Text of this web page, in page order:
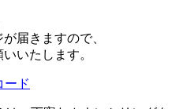
届きますので、
いたします。